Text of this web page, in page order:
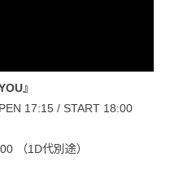
』
17:15 / START 18:00
（1D代別途）